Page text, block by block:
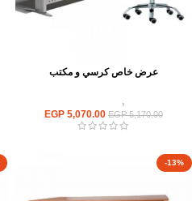
عرض خاص كرسي و مكتب
مكاتب,
EGP5,170.00
EGP 5,070.00
-13%